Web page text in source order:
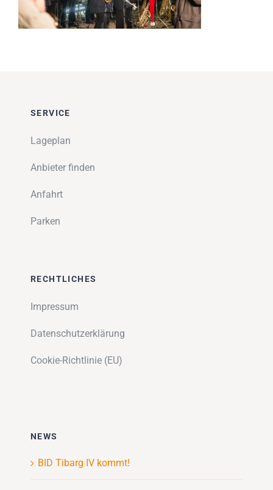
SUCHE
SERVICE
Lageplan
Anbieter finden
Anfahrt
Parken
RECHTLICHES
Impressum
Datenschutzerklärung
Cookie-Richtlinie (EU)
NEWS
BID Tibarg IV kommt!